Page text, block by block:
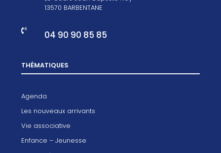
13570 BARBENTANE
 04 90 90 85 85
THÉMATIQUES
Agenda
Les nouveaux arrivants
Vie associative
Enfance – Jeunesse